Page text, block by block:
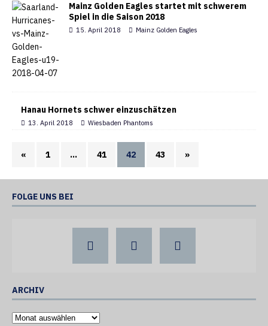
Mainz Golden Eagles startet mit schwerem
Spiel in die Saison 2018
15. April 2018 Mainz Golden Eagles
Hanau Hornets schwer einzuschätzen
13. April 2018 Wiesbaden Phantoms
« 1 … 41 42 43 »
FOLGE UNS BEI
ARCHIV